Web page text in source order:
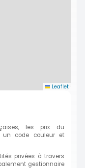
Leaflet
les prix du
un code couleur et
privées à travers
gestionnaire